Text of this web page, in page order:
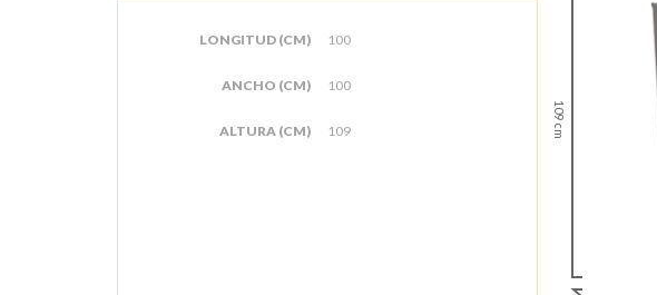
LONGITUD (CM) 100
ANCHO (CM) 100
ALTURA (CM) 109 109 cm